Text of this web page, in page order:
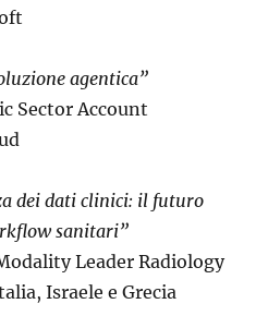
agentica”
Sector Account
dei dati clinici: il futuro
sanitari”
Leader Radiology
Israele e Grecia